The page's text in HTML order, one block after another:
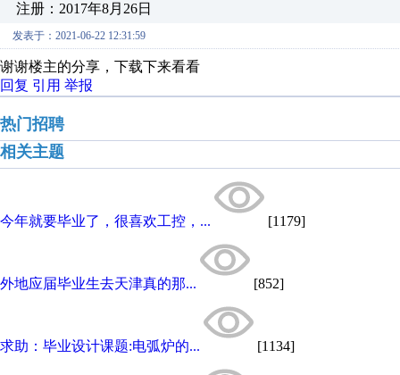
注册：2017年8月26日
发表于：2021-06-22 12:31:59
谢谢楼主的分享，下载下来看看
回复 引用 举报
热门招聘
相关主题
今年就要毕业了，很喜欢工控，... [1179]
外地应届毕业生去天津真的那... [852]
求助：毕业设计课题:电弧炉的... [1134]